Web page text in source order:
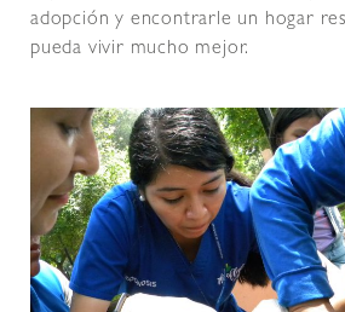
adopción y encontrarle un hogar
pueda vivir mucho mejor.